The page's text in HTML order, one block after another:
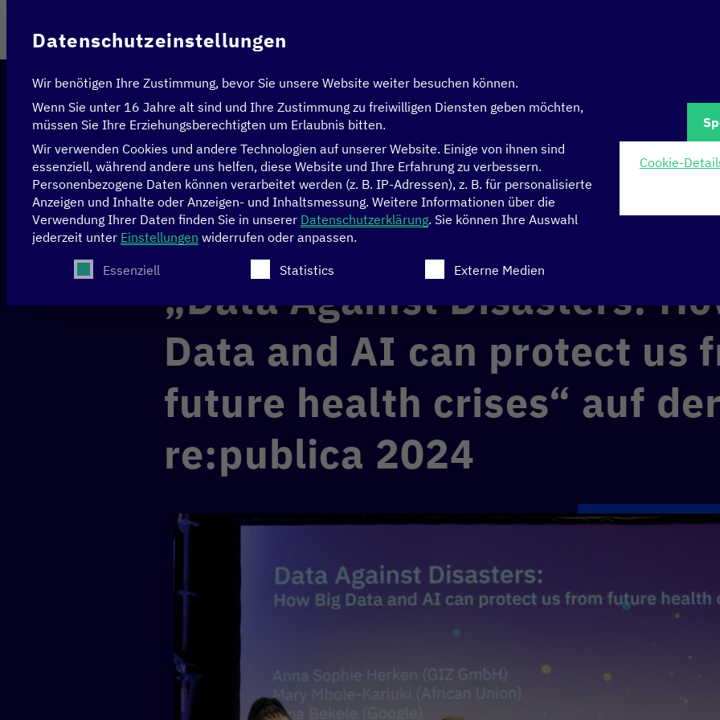
Startseite > Events > „Data Against Disasters: How Big Data and AI can protect us from future health crises“ auf der
29.05.2024 11:15 Uhr - 12:15 Uhr CEST
„Data Against Disasters:
Data and AI can protect us
future health crises“ auf
re:publica 2024
Datenschutzeinstellungen
Wir benötigen Ihre Zustimmung, bevor Sie unsere Website weiter besuchen können.
Wenn Sie unter 16 Jahre alt sind und Ihre Zustimmung zu freiwilligen Diensten geben möchten,
müssen Sie Ihre Erziehungsberechtigten um Erlaubnis bitten.
Wir verwenden Cookies und andere Technologien auf unserer Website. Einige von ihnen sind
essenziell, während andere uns helfen, diese Website und Ihre Erfahrung zu verbessern.
Personenbezogene Daten können verarbeitet werden (z. B. IP-Adressen), z. B. für personalisierte
Anzeigen und Inhalte oder Anzeigen- und Inhaltsmessung. Weitere Informationen über die
Verwendung Ihrer Daten finden Sie in unserer Datenschutzerklärung. Sie können Ihre Auswahl
jederzeit unter Einstellungen widerrufen oder anpassen.
Es folgt eine Liste der Service-Gruppen, für die eine Einwilligung erteilt werden kann. Die erste
Essenziell Statistics Externe Medien
Cookie-